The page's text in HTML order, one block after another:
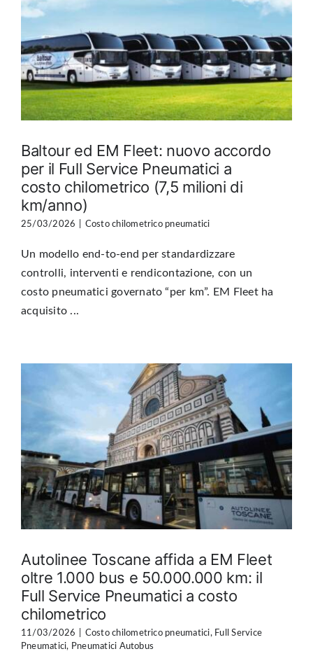
Baltour ed EM Fleet: nuovo accordo
per il Full Service Pneumatici a
costo chilometrico (7,5 milioni di
km/anno)
25/03/2026 Costo chilometrico pneumatici
Un modello end-to-end per standardizzare
controlli, interventi e rendicontazione, con un
costo pneumatici governato “per km”. EM Fleet ha
acquisito ...
Autolinee Toscane affida a EM Fleet
oltre 1.000 bus e 50.000.000 km: il
Full Service Pneumatici a costo
chilometrico
11/03/2026 Costo chilometrico pneumatici, Full Service
Pneumatici, Pneumatici Autobus